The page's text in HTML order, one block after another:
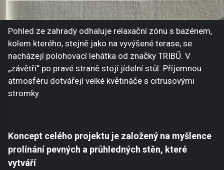
Pohled ze zahrady odhaluje relaxační zónu s bazénem,
kolem kterého, stejně jako na vyvýšené terase, se
nacházejí polohovací lehátka od značky TRIBŰ. V
„závětří“ po pravé straně stojí jídelní stůl. Příjemnou
atmosféru dotvářejí velké květináče s citrusovými
stromky.
Koncept celého projektu je založený na myšlence
prolínání pevných a průhledných stěn, které
vytváří